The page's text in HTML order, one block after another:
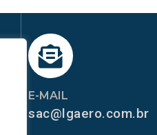
E-MAIL
sac@lgaero.com.br